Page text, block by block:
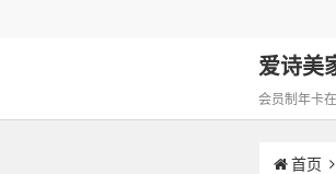
爱诗美
会员制年卡
首页